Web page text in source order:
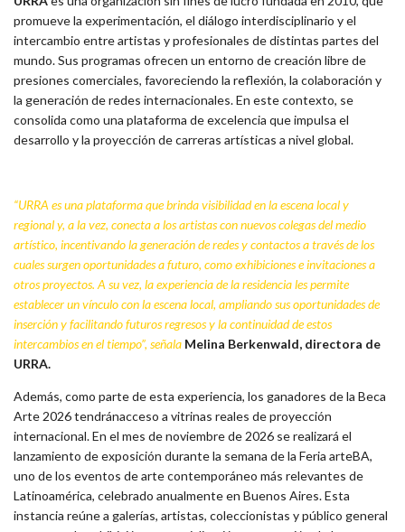
promueve la experimentación, el diálogo interdisciplinario y el
intercambio entre artistas y profesionales de distintas partes del
mundo. Sus programas ofrecen un entorno de creación libre de
presiones comerciales, favoreciendo la reflexión, la colaboración y
la generación de redes internacionales. En este contexto, se
consolida como una plataforma de excelencia que impulsa el
desarrollo y la proyección de carreras artísticas a nivel global.
“URRA es una plataforma que brinda visibilidad en la escena local y
regional y, a la vez, conecta a los artistas con nuevos colegas del medio
artístico, incentivando la generación de redes y contactos a través de los
cuales surgen oportunidades a futuro, como exhibiciones e invitaciones a
otros proyectos. A su vez, la experiencia de la residencia les permite
establecer un vínculo con la escena local, ampliando sus oportunidades de
inserción y facilitando futuros regresos y la continuidad de estos
intercambios en el tiempo”, señala Melina Berkenwald, directora de
URRA.
Además, como parte de esta experiencia, los ganadores de la Beca
Arte 2026 tendránacceso a vitrinas reales de proyección
internacional. En el mes de noviembre de 2026 se realizará el
lanzamiento de exposición durante la semana de la Feria arteBA,
uno de los eventos de arte contemporáneo más relevantes de
Latinoamérica, celebrado anualmente en Buenos Aires. Esta
instancia reúne a galerías, artistas, coleccionistas y público general